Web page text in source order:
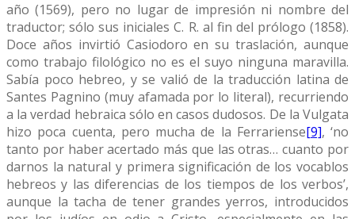
año (1569), pero no lugar de impresión ni nombre del
traductor; sólo sus iniciales C. R. al fin del prólogo (1858).
Doce años invirtió Casiodoro en su traslación, aunque
como trabajo filológico no es el suyo ninguna maravilla.
Sabía poco hebreo, y se valió de la traducción latina de
Santes Pagnino (muy afamada por lo literal), recurriendo
a la verdad hebraica sólo en casos dudosos. De la Vulgata
hizo poca cuenta, pero mucha de la Ferrariense[9], ‘no
tanto por haber acertado más que las otras… cuanto por
darnos la natural y primera significación de los vocablos
hebreos y las diferencias de los tiempos de los verbos’,
aunque la tacha de tener grandes yerros, introducidos